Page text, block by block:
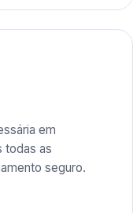
em
todas as
seguro.